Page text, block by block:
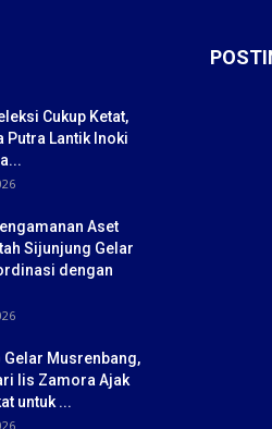
Cukup Ketat,
Putra Lantik Inoki
Aset
Sijunjung Gelar
dengan
Gelar Musrenbang,
Iis Zamora Ajak
untuk ...